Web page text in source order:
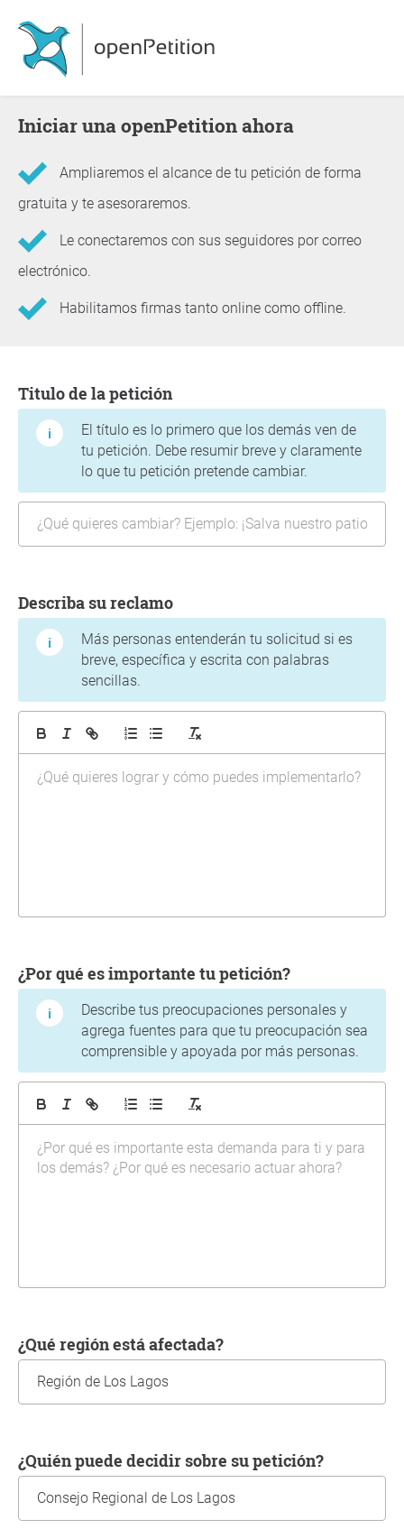
Iniciar una openPetition ahora
Ampliaremos el alcance de tu petición de forma
gratuita y te asesoraremos.
Le conectaremos con sus seguidores por correo
electrónico.
Habilitamos firmas tanto online como offline.
Titulo de la petición
El título es lo primero que los demás ven de
tu petición. Debe resumir breve y claramente
lo que tu petición pretende cambiar.
Describa su reclamo
Más personas entenderán tu solicitud si es
breve, específica y escrita con palabras
sencillas.
¿Por qué es importante tu petición?
Describe tus preocupaciones personales y
agrega fuentes para que tu preocupación sea
comprensible y apoyada por más personas.
¿Qué región está afectada?
¿Quién puede decidir sobre su petición?